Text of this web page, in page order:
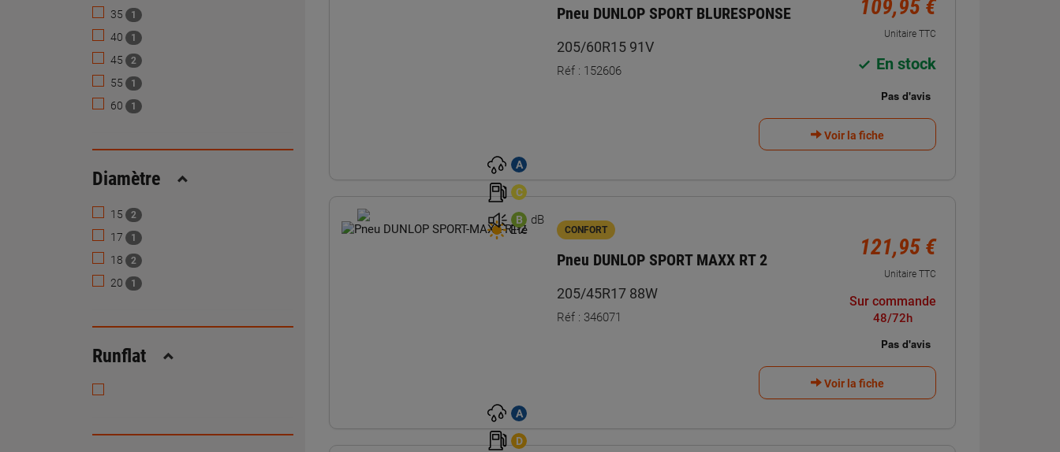
35 1
40 1
45 2
55 1
60 1
Diamètre Replier
15 2
17 1
18 2
20 1
Runflat Replier
Pneu DUNLOP SPORT BLURESPONSE
205/60R15 91V
Réf : 152606
109,95 €
Unitaire TTC
En stock
Voir la fiche
Été
A
C
B dB
CONFORT
Pneu DUNLOP SPORT MAXX RT 2
205/45R17 88W
Réf : 346071
121,95 €
Unitaire TTC
Sur commande
48/72h
Voir la fiche
A
D